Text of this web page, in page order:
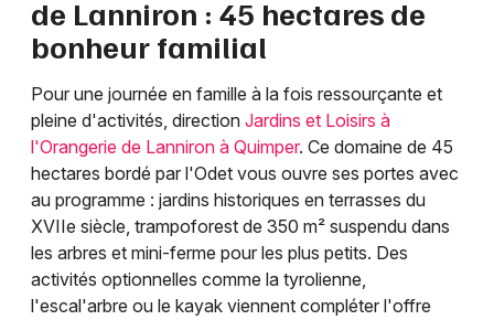
de Lanniron : 45 hectares de
bonheur familial
Pour une journée en famille à la fois ressourçante et
pleine d'activités, direction Jardins et Loisirs à
l'Orangerie de Lanniron à Quimper. Ce domaine de 45
hectares bordé par l'Odet vous ouvre ses portes avec
au programme : jardins historiques en terrasses du
XVIIe siècle, trampoforest de 350 m² suspendu dans
les arbres et mini-ferme pour les plus petits. Des
activités optionnelles comme la tyrolienne,
l'escal'arbre ou le kayak viennent compléter l'offre